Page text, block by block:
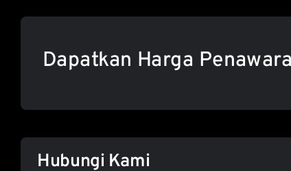
Dapatkan Harga
Hubungi Kami